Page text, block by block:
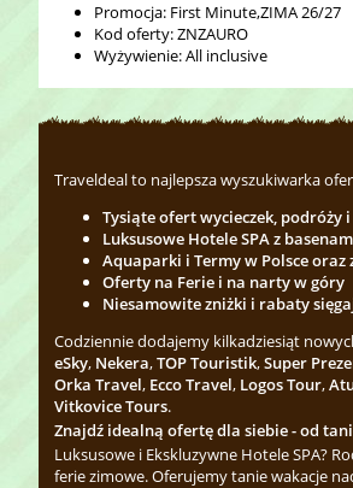
Promocja: First Minute,ZIMA 26/27
Kod oferty: ZNZAURO
Wyżywienie: All inclusive
Traveldeal to najlepsza wyszukiwarka
Tysiąte ofert wycieczek, podróży
Luksusowe Hotele SPA z
Aquaparki i Termy w Polsce oraz
Oferty na Ferie i na narty w góry
Niesamowite zniżki i rabaty
Codziennie dodajemy kilkadziesiąt
eSky, Nekera,TOP Touristik,Super
Orka Travel, Ecco Travel, Logos Tour,
Vitkovice Tours.
Znajdź idealną ofertę dla siebie - od
Luksusowe i Ekskluzywne Hotele SPA?
ferie zimowe. Oferujemy tanie wakacje